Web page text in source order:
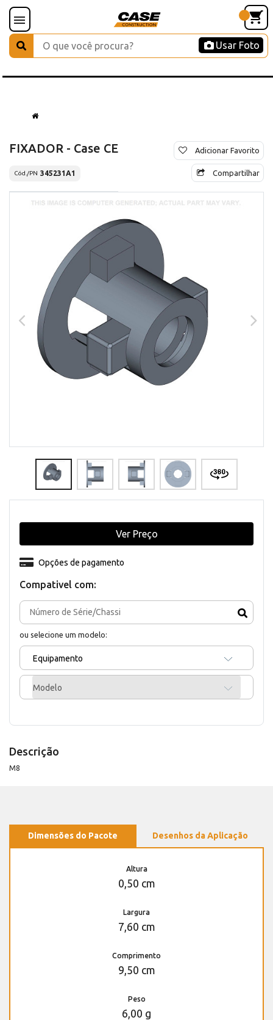
Usar Foto
FIXADOR - Case CE
Cód./PN 345231A1
Adicionar Favorito
Compartilhar
Compativel com:
ou selecione um modelo:
Equipamento
Modelo
Opções de pagamento
Ver Preço
Descrição
M8
Dimensões do Pacote Desenhos da Aplicação
Altura
0,50 cm
Largura
7,60 cm
Comprimento
9,50 cm
Peso
6,00 g